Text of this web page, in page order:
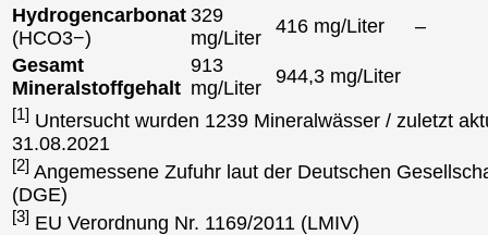
Hydrogencarbonat
(HCO3−)
329
mg/Liter
416 mg/Liter
–
Gesamt
Mineralstoffgehalt
913
mg/Liter
944,3 mg/Liter
[1] Untersucht wurden 1239 Mineralwässer / zuletzt
31.08.2021
[2] Angemessene Zufuhr laut der Deutschen
(DGE)
[3] EU Verordnung Nr. 1169/2011 (LMIV)